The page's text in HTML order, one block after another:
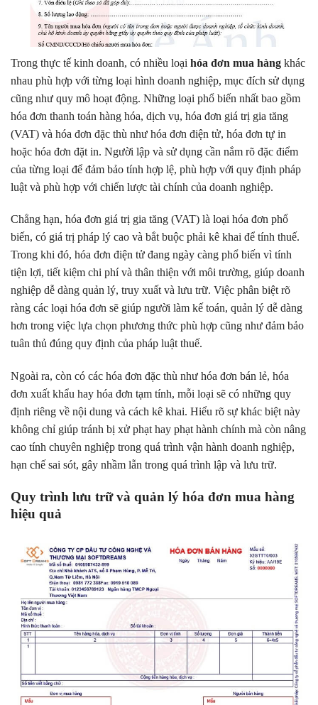
Trong thực tế kinh doanh, có nhiều loại hóa đơn mua hàng khác
nhau phù hợp với từng loại hình doanh nghiệp, mục đích sử dụng
cũng như quy mô hoạt động. Những loại phổ biến nhất bao gồm
hóa đơn thanh toán hàng hóa, dịch vụ, hóa đơn giá trị gia tăng
(VAT) và hóa đơn đặc thù như hóa đơn điện tử, hóa đơn tự in
hoặc hóa đơn đặt in. Người lập và sử dụng cần nắm rõ đặc điểm
của từng loại để đảm bảo tính hợp lệ, phù hợp với quy định pháp
luật và phù hợp với chiến lược tài chính của doanh nghiệp.
Chẳng hạn, hóa đơn giá trị gia tăng (VAT) là loại hóa đơn phổ
biến, có giá trị pháp lý cao và bắt buộc phải kê khai để tính thuế.
Trong khi đó, hóa đơn điện tử đang ngày càng phổ biến vì tính
tiện lợi, tiết kiệm chi phí và thân thiện với môi trường, giúp doanh
nghiệp dễ dàng quản lý, truy xuất và lưu trữ. Việc phân biệt rõ
ràng các loại hóa đơn sẽ giúp người làm kế toán, quản lý dễ dàng
hơn trong việc lựa chọn phương thức phù hợp cũng như đảm bảo
tuân thủ đúng quy định của pháp luật thuế.
Ngoài ra, còn có các hóa đơn đặc thù như hóa đơn bán lẻ, hóa
đơn xuất khẩu hay hóa đơn tạm tính, mỗi loại sẽ có những quy
định riêng về nội dung và cách kê khai. Hiểu rõ sự khác biệt này
không chỉ giúp tránh bị xử phạt hay phạt hành chính mà còn nâng
cao tính chuyên nghiệp trong quá trình vận hành doanh nghiệp,
hạn chế sai sót, gây nhầm lẫn trong quá trình lập và lưu trữ.
Quy trình lưu trữ và quản lý hóa đơn mua hàng
hiệu quả